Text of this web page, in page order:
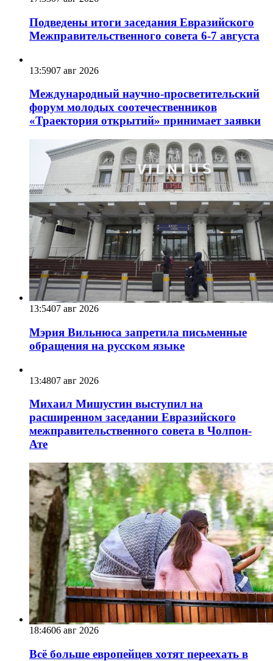
Подведены итоги заседания Евразийского
Межправительственного совета 6-7 августа
13:5907 авг 2026
Международный научно-просветительский
форум молодых соотечественников
«Траектория открытий» принимает заявки
13:5407 авг 2026
Мэрия Вильнюса запретила письменные
обращения на русском языке
13:4807 авг 2026
Михаил Мишустин выступил на
расширенном заседании Евразийского
межправительственного совета в Чолпон-
Ате
18:4606 авг 2026
Всё больше европейцев хотят переехать в